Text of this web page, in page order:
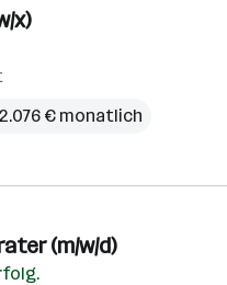
x)
€ monatlich
(m/w/d)